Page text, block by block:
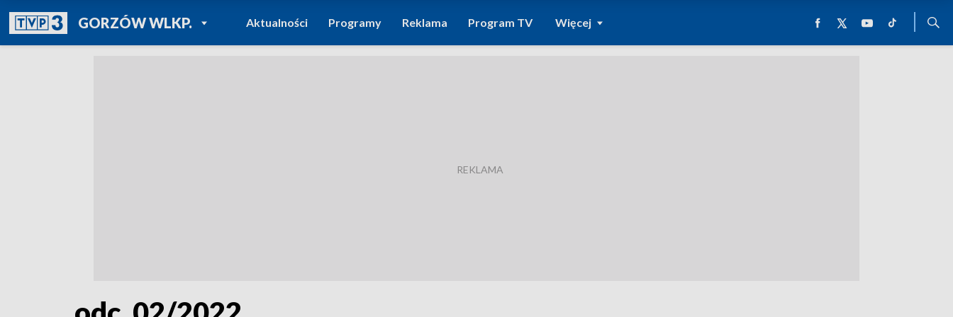
GORZÓW WLKP.POWRÓT DO
TVP REGIONY
Aktualności Programy Reklama Program TV Więcej